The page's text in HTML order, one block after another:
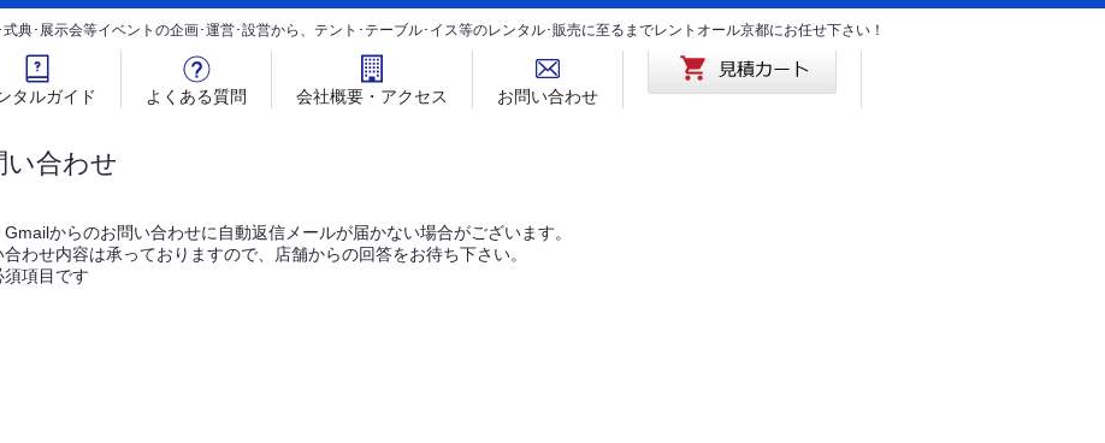
式典･展示会等イベントの企画･運営･設営から、テント･テーブル･イス等のレンタル･販売に至るまでレントオール京都にお任せ下さい！
タルガイド よくある質問 会社概要・アクセス お問い合わせ
い合わせ
Gmailからのお問い合わせに自動返信メールが届かない場合がございます。
合わせ内容は承っておりますので、店舗からの回答をお待ち下さい。
須項目です